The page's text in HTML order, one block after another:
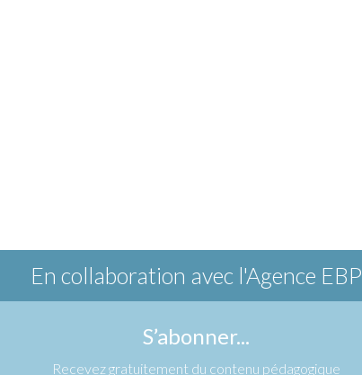
En collaboration avec l'Agence EBP
S’abonner...
Recevez gratuitement du contenu pédagogique